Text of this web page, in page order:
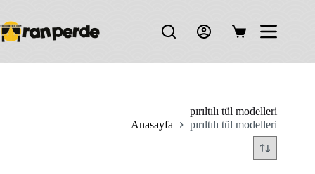
content
Shopping
pırıltılı tül modelleri
Anasayfa
pırıltılı tül modelleri